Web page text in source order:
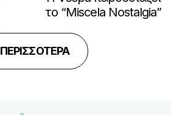
το “Miscela Nostalgia”
ΠΕΡΙΣΣΟΤΕΡΑ